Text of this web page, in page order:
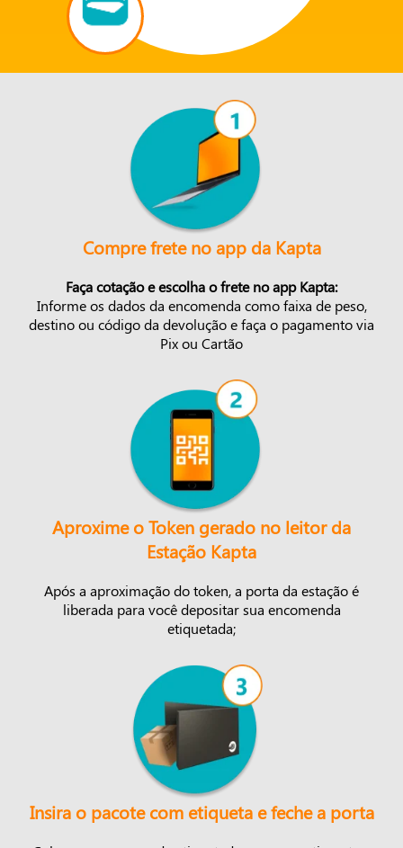
Compre frete no app da Kapta
Faça cotação e escolha o frete no app Kapta:
Informe os dados da encomenda como faixa de peso,
destino ou código da devolução e faça o pagamento via
Pix ou Cartão
Aproxime o Token gerado no leitor da
Estação Kapta
Após a aproximação do token, a porta da estação é
liberada para você depositar sua encomenda
etiquetada;
Insira o pacote com etiqueta e feche a porta